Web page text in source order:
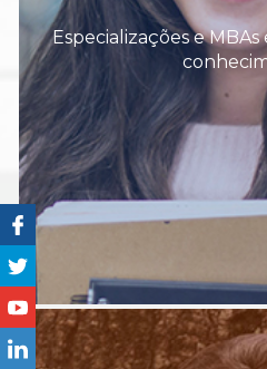
Especializações e MBAs